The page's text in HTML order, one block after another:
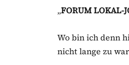
„FORUM LOKAL-
Wo bin ich denn
nicht lange zu